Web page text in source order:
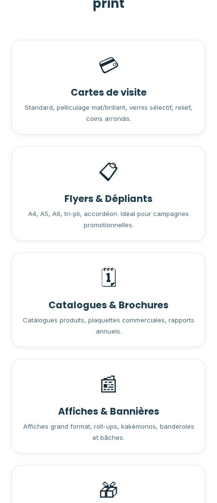
💳
Cartes de visite
Standard, pelliculage mat/brillant, vernis sélectif, relief,
coins arrondis.
📋
Flyers & Dépliants
A4, A5, A6, tri-pli, accordéon. Idéal pour campagnes
promotionnelles.
🗓️
Catalogues & Brochures
Catalogues produits, plaquettes commerciales, rapports
annuels.
📰
Affiches & Bannières
Affiches grand format, roll-ups, kakémonos, banderoles
et bâches.
🎁